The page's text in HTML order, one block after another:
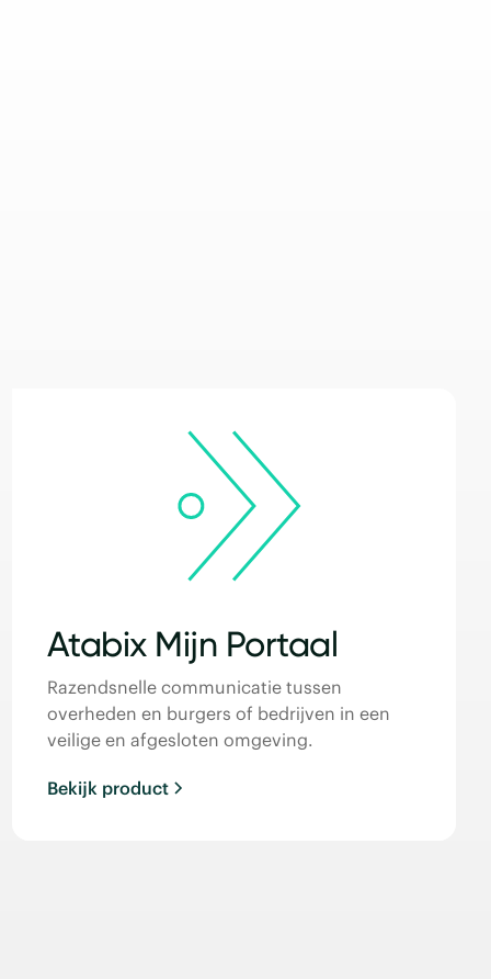
Atabix Mijn Portaal
Razendsnelle communicatie tussen
overheden en burgers of bedrijven in een
veilige en afgesloten omgeving.
Bekijk product